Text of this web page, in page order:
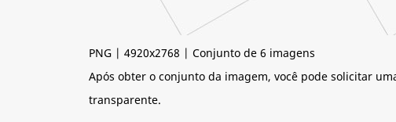
PNG | 4920x2768 | Conjunto de 6 imagens
Após obter o conjunto da imagem, você pode solicitar
transparente.